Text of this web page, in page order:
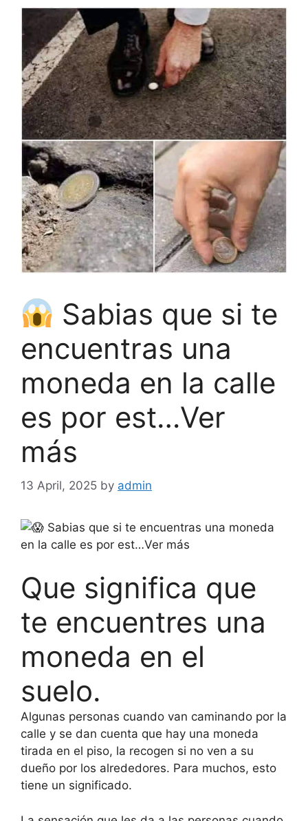
Sabias que si te
encuentras una
moneda en la calle
es por est…Ver
más
13 April, 2025 by admin
Sabias que si te encuentras una moneda
en la calle es por est…Ver más
Que significa que
te encuentres una
moneda en el
suelo.
Algunas personas cuando van caminando por la
calle y se dan cuenta que hay una moneda
tirada en el piso, la recogen si no ven a su
dueño por los alrededores. Para muchos, esto
tiene un significado.